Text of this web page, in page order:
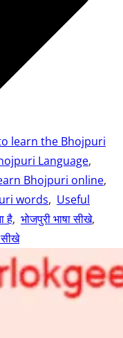
learn the Bhojpuri
Language,
Bhojpuri online,
words, Useful
है, भोजपुरी भाषा सीखे,
सीखे